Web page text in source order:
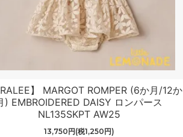
】 MARGOT ROMPER (6か月/12か
) EMBROIDERED DAISY ロンパース
NL135SKPT AW25
13,750円(税1,250円)